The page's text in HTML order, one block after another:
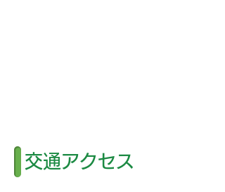
交通アクセス